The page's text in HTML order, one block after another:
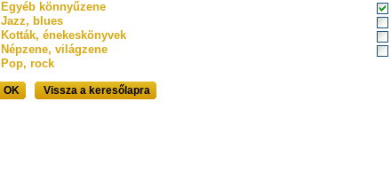
Egyéb könnyűzene
Jazz, blues
Kották, énekeskönyvek
Népzene, világzene
Pop, rock
OK Vissza a keresőlapra